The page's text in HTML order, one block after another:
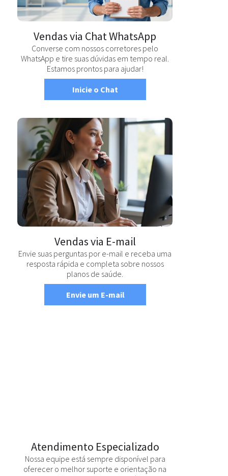
Vendas via Chat WhatsApp
Converse com nossos corretores pelo
WhatsApp e tire suas dúvidas em tempo real.
Estamos prontos para ajudar!
Inicie o Chat
Vendas via E-mail
Envie suas perguntas por e-mail e receba uma
resposta rápida e completa sobre nossos
planos de saúde.
Envie um E-mail
Atendimento Especializado
Nossa equipe está sempre disponível para
oferecer o melhor suporte e orientação na